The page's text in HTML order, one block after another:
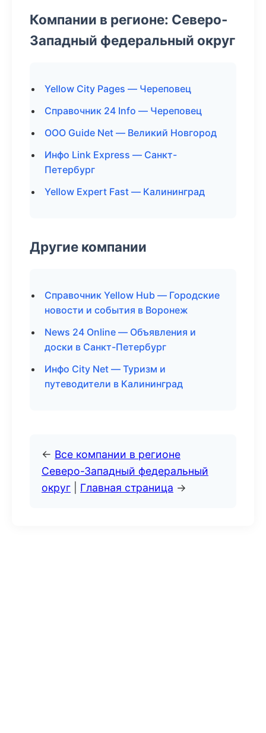
Компании в регионе: Северо-
Западный федеральный округ
Yellow City Pages — Череповец
Справочник 24 Info — Череповец
ООО Guide Net — Великий Новгород
Инфо Link Express — Санкт-
Петербург
Yellow Expert Fast — Калининград
Другие компании
Справочник Yellow Hub — Городские
новости и события в Воронеж
News 24 Online — Объявления и
доски в Санкт-Петербург
Инфо City Net — Туризм и
путеводители в Калининград
← Все компании в регионе
Северо-Западный федеральный
округ
Главная страница →